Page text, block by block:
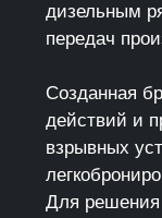
дизельным
передач
Созданная
действий и
взрывных
Для решения